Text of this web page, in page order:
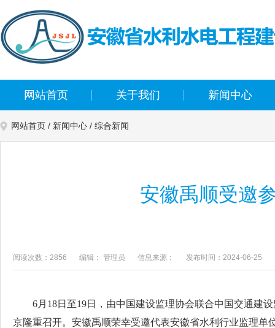
网站首页 关于我们 新闻中心
网站首页 / 新闻中心 / 综合新闻
安徽禹顺受邀
阅读次数：2856 编辑： 管理员 信息来源： 发布时间：2024-06-25
6月18日至19日，由中国建设监理协会联合中国交通建
京隆重召开。安徽禹顺荣幸受邀代表安徽省水利行业监理